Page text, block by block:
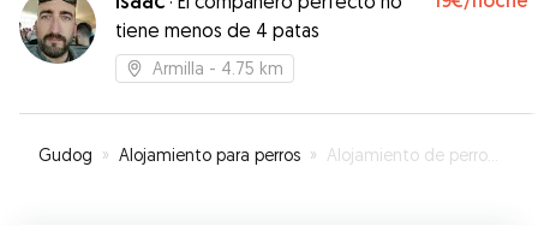
encanto, me ha mantenido al tanto de Phoebo
en todo momento, mandando varias fotos
todos los días. Además, ha sido super
necesita un poco más de cuidado ahora que
está mayorcita y enferma. Phoebo y yo estamos
encantadísimas con Laura y definitivamente
tiene menos de 4 patas
Armilla - 4.75 km
Gudog » Alojamiento para perros » Alojamiento de perros en Híjar